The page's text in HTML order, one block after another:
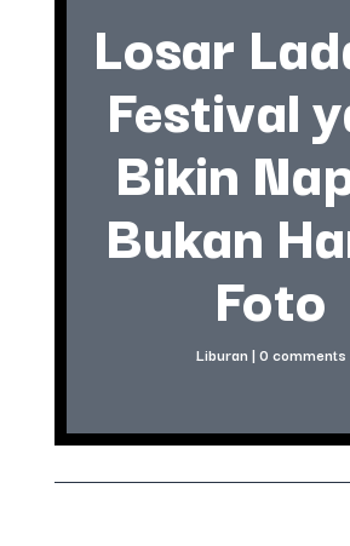
Losar
Festival
Bikin
Bukan
Foto
Liburan | 0 comments